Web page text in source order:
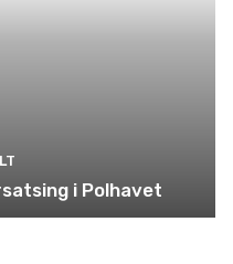
i Polhavet